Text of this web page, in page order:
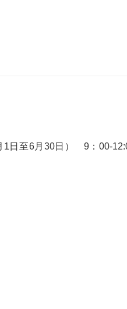
1日至6月30日） 9：00-